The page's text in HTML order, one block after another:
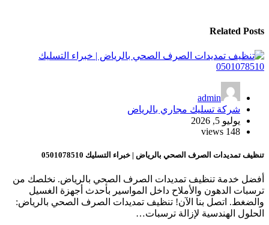
Related Posts
admin
شركة تسليك مجاري بالرياض
يوليو 5, 2026
148 views
تنظيف تمديدات الصرف الصحي بالرياض | خبراء التسليك 0501078510
أفضل خدمة تنظيف تمديدات الصرف الصحي بالرياض. نخلصك من
ترسبات الدهون والأملاح داخل المواسير بأحدث أجهزة الغسيل
والضغط. اتصل بنا الآن! تنظيف تمديدات الصرف الصحي بالرياض:
الحلول الهندسية لإزالة ترسبات…